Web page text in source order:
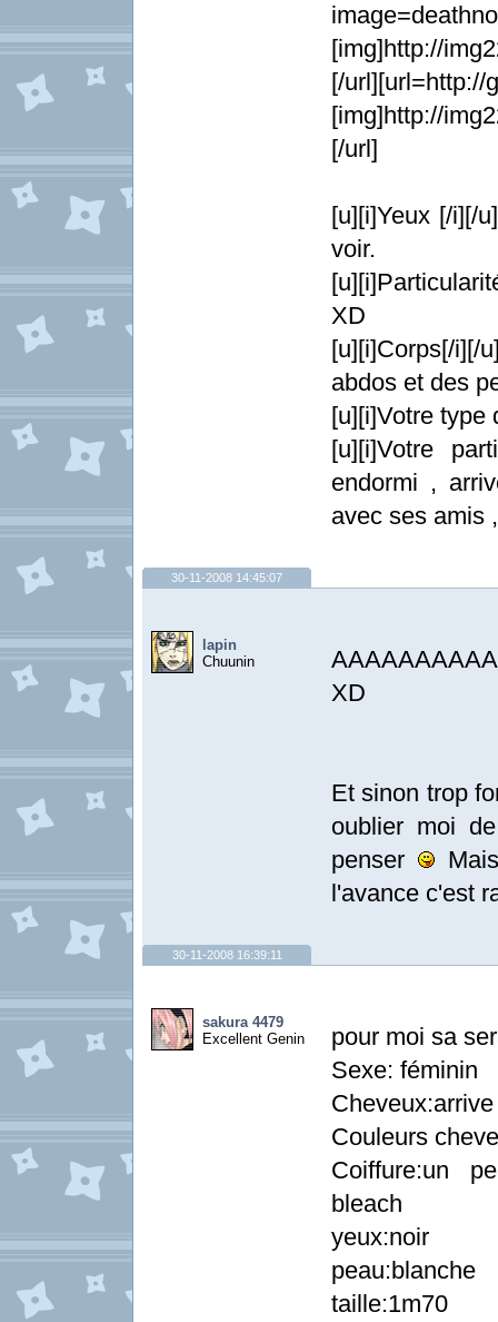
[img]http://
[/url][url=http://
[img]http://
[/url]
[u][i]Yeux [/i][/
voir.
XD
[u][i]Corps[/
abdos et des
[u][i]Votre type
[u][i]Votre
endormi ,
avec ses amis
30-11-2008 14:45:07
lapin
Chuunin
XD
Et sinon trop
oublier moi
penser
l'avance c'est
30-11-2008 16:39:11
sakura 4479
Excellent Genin
pour moi sa
Sexe: féminin
Couleurs
Coiffure:un
bleach
yeux:noir
peau:blanche
taille:1m70